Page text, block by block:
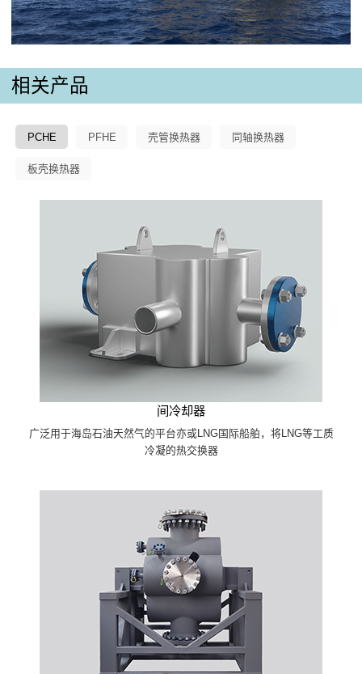
相关产品
PCHE PFHE 壳管换热器 同轴换热器
板壳换热器
间冷却器
广泛用于海岛石油天然气的平台亦或LNG国际船舶，将LNG等工质
冷凝的热交换器